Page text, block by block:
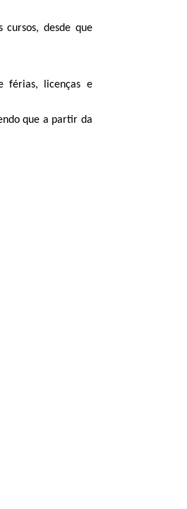
desde que
férias, licenças e
que a partir da